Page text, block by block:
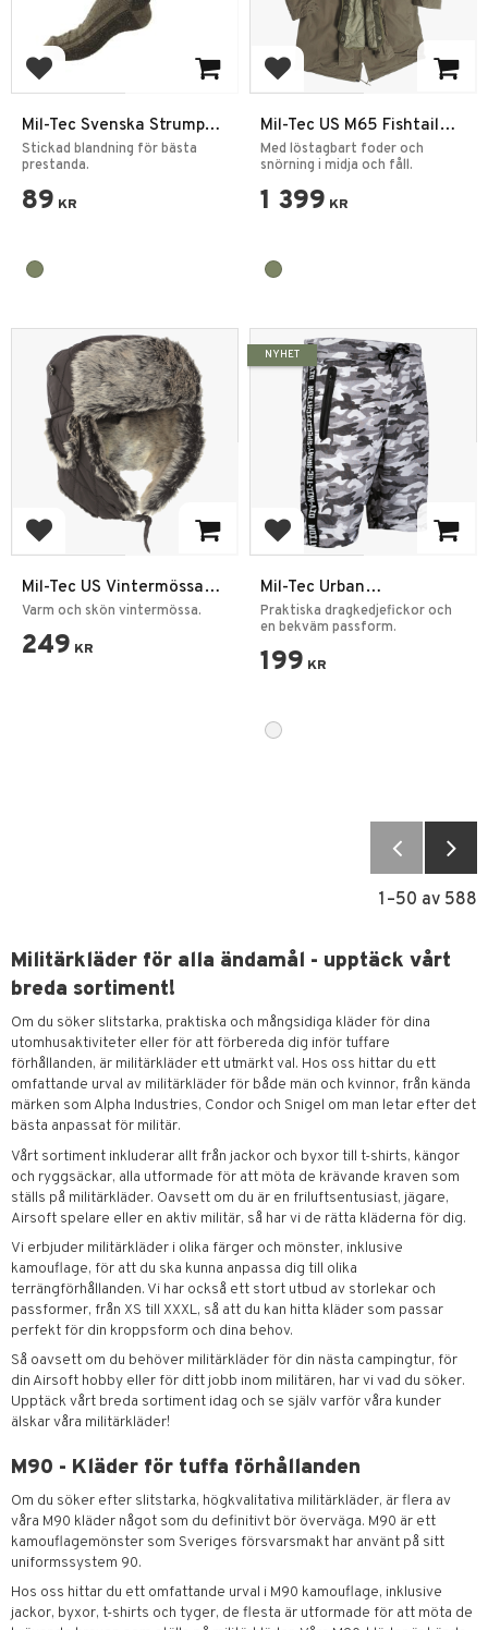
Lägg till i favoriter
Mil-Tec Svenska Strumpor
för kängor
Stickad blandning för bästa
prestanda.
89 KR
Lägg till i favoriter
Mil-Tec US M65 Fishtail
Vintage Parkas
Med löstagbart foder och
snörning i midja och fåll.
1 399 KR
Lägg till i favoriter
Mil-Tec US Vintermössa
Konstgjord päls
Varm och skön vintermössa.
249 KR
Lägg till i favoriter
Mil-Tec Urban
träningshorts
Praktiska dragkedjefickor och
en bekväm passform.
199 KR
NYHET
1–50 av 588
Militärkläder för alla ändamål - upptäck vårt
breda sortiment!
Om du söker slitstarka, praktiska och mångsidiga kläder för dina
utomhusaktiviteter eller för att förbereda dig inför tuffare
förhållanden, är militärkläder ett utmärkt val. Hos oss hittar du ett
omfattande urval av militärkläder för både män och kvinnor, från kända
märken som Alpha Industries, Condor och Snigel om man letar efter det
bästa anpassat för militär.
Vårt sortiment inkluderar allt från jackor och byxor till t-shirts, kängor
och ryggsäckar, alla utformade för att möta de krävande kraven som
ställs på militärkläder. Oavsett om du är en friluftsentusiast, jägare,
Airsoft spelare eller en aktiv militär, så har vi de rätta kläderna för dig.
Vi erbjuder militärkläder i olika färger och mönster, inklusive
kamouflage, för att du ska kunna anpassa dig till olika
terrängförhållanden. Vi har också ett stort utbud av storlekar och
passformer, från XS till XXXL, så att du kan hitta kläder som passar
perfekt för din kroppsform och dina behov.
Så oavsett om du behöver militärkläder för din nästa campingtur, för
din Airsoft hobby eller för ditt jobb inom militären, har vi vad du söker.
Upptäck vårt breda sortiment idag och se själv varför våra kunder
älskar våra militärkläder!
M90 - Kläder för tuffa förhållanden
Om du söker efter slitstarka, högkvalitativa militärkläder, är flera av
våra M90 kläder något som du definitivt bör överväga. M90 är ett
kamouflagemönster som Sveriges försvarsmakt har använt på sitt
uniformssystem 90.
Hos oss hittar du ett omfattande urval i M90 kamouflage, inklusive
jackor, byxor, t-shirts och tyger, de flesta är utformade för att möta de